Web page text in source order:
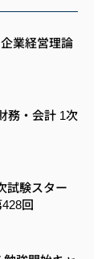
業経営理論
務・会計 1次
試験スター
回